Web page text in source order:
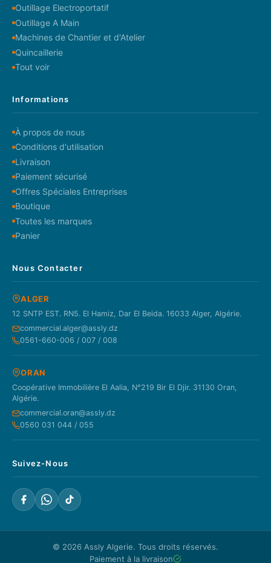
Outillage Electroportatif
Outillage A Main
Machines de Chantier et d'Atelier
Quincaillerie
Tout voir
Informations
À propos de nous
Conditions d'utilisation
Livraison
Paiement sécurisé
Offres Spéciales Entreprises
Boutique
Toutes les marques
Panier
Nous Contacter
ALGER
12 SNTP EST. RN5. El Hamiz, Dar El Beida. 16033 Alger, Algérie.
commercial.alger@assly.dz
0561-660-006 / 007 / 008
ORAN
Coopérative Immobilière El Aalia, N°219 Bir El Djir. 31130 Oran,
Algérie.
commercial.oran@assly.dz
0560 031 044 / 055
Suivez-Nous
© 2026 Assly Algerie. Tous droits réservés.
Paiement à la livraison